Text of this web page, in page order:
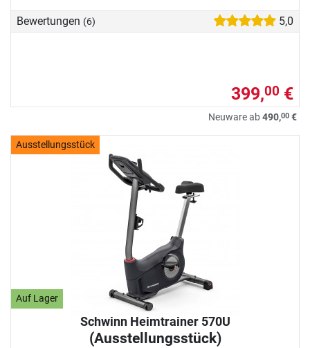
Bewertungen (6) 5,0
399,00 €
Neuware ab490,00 €
Ausstellungsstück
Auf Lager
Schwinn Heimtrainer 570U
(Ausstellungsstück)